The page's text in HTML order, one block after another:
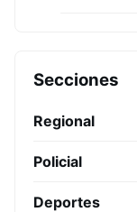
Secciones
Regional
Policial
Deportes